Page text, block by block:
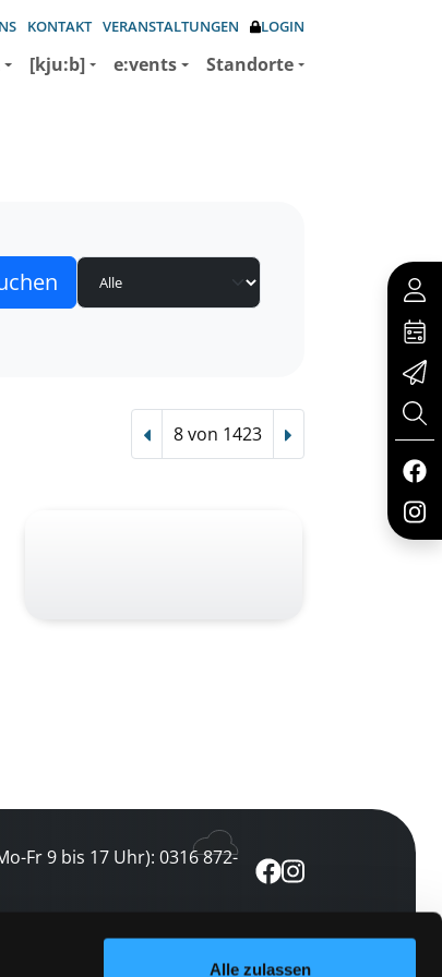
Alle zulassen
KONTAKT VERANSTALTUNGEN LOGIN
[kju:b] e:vents Standorte
Vorheriger Treffer
8 von 1423 Nächster Treffer
Fr 9 bis 17 Uhr): 0316 872-
abonnieren